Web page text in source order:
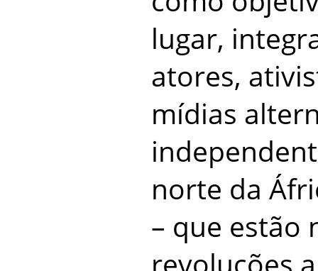
lugar,
atores,
mídias
norte da
– que estão
revoluções